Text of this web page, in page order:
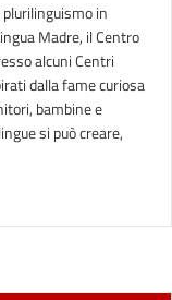
plurilinguismo in
Madre, il Centro
alcuni Centri
dalla fame curiosa
bambine e
si può creare,